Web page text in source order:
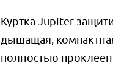
Куртка Jupiter
дышащая,
полностью